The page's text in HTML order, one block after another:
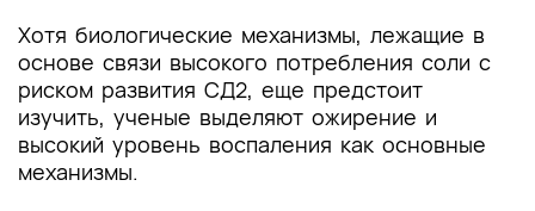
Хотя биологические механизмы, лежащие в
основе связи высокого потребления соли с
риском развития СД2, еще предстоит
изучить, ученые выделяют ожирение и
высокий уровень воспаления как основные
механизмы.